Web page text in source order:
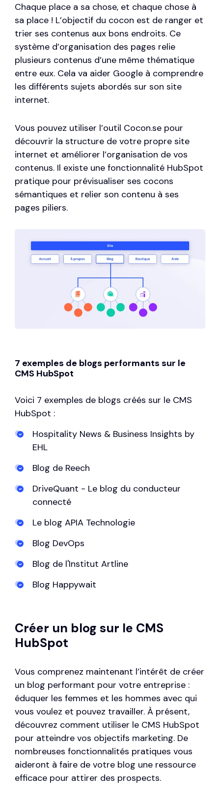
Chaque place a sa chose, et chaque chose à
sa place ! L’objectif du cocon est de ranger et
trier ses contenus aux bons endroits. Ce
système d’organisation des pages relie
plusieurs contenus d’une même thématique
entre eux. Cela va aider Google à comprendre
les différents sujets abordés sur son site
internet.
Vous pouvez utiliser l’outil Cocon.se pour
découvrir la structure de votre propre site
internet et améliorer l’organisation de vos
contenus. Il existe une fonctionnalité HubSpot
pratique pour prévisualiser ses cocons
sémantiques et relier son contenu à ses
pages piliers.
7 exemples de blogs performants sur le
CMS HubSpot
Voici 7 exemples de blogs créés sur le CMS
HubSpot :
Hospitality News & Business Insights by
EHL
Blog de Reech
DriveQuant - Le blog du conducteur
connecté
Le blog APIA Technologie
Blog DevOps
Blog de l'Institut Artline
Blog Happywait
Créer un blog sur le CMS
HubSpot
Vous comprenez maintenant l’intérêt de créer
un blog performant pour votre entreprise :
éduquer les femmes et les hommes avec qui
vous voulez et pouvez travailler. À présent,
découvrez comment utiliser le CMS HubSpot
pour atteindre vos objectifs marketing. De
nombreuses fonctionnalités pratiques vous
aideront à faire de votre blog une ressource
efficace pour attirer des prospects.